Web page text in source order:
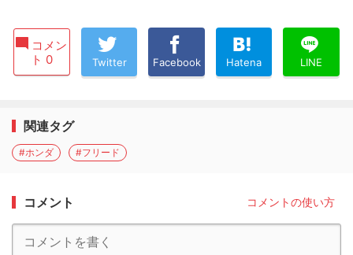
コメン
ト 0
Twitter Facebook Hatena LINE
関連タグ
#ホンダ #フリード
コメント コメントの使い方